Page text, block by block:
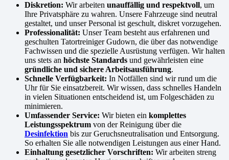
Diskretion: Wir arbeiten unauffällig und respektvoll, um
Ihre Privatsphäre zu wahren. Unsere Fahrzeuge sind neutral
gestaltet, und unser Personal ist geschult, diskret vorzugehen.
Professionalität: Unser Team besteht aus erfahrenen und
geschulten Tatortreiniger Gudown, die über das notwendige
Fachwissen und die spezielle Ausrüstung verfügen. Wir halten
uns stets an höchste Standards und gewährleisten eine
gründliche und sichere Arbeitsausführung.
Schnelle Verfügbarkeit: In Notfällen sind wir rund um die
Uhr für Sie einsatzbereit. Wir wissen, dass schnelles Handeln
in vielen Situationen entscheidend ist, um Folgeschäden zu
minimieren.
Umfassender Service: Wir bieten ein komplettes
Leistungsspektrum von der Reinigung über die
Desinfektion bis zur Geruchsneutralisation und Entsorgung.
So erhalten Sie alle notwendigen Leistungen aus einer Hand.
Einhaltung gesetzlicher Vorschriften: Wir arbeiten streng